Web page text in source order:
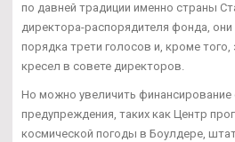
по давней традиции именно страны
директора-распорядителя фонда,
порядка трети голосов и, кроме
кресел в совете директоров.
Но можно увеличить финансирование
предупреждения, таких как Центр
космической погоды в Боулдере,